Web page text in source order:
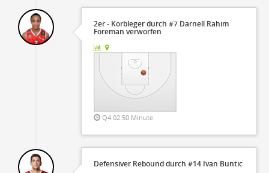
2er - Korbleger durch #7 Darnell Rahim
Foreman verworfen
Q4 02:50 Minute
Defensiver Rebound durch #14 Ivan Buntic